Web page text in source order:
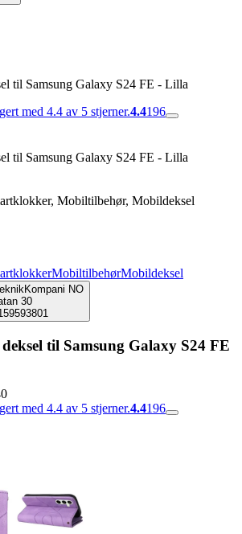
til Samsung Galaxy S24 FE - Lilla
med 4.4 av 5 stjerner.4.4196
til Samsung Galaxy S24 FE - Lilla
Mobiltilbehør, Mobildeksel
MobiltilbehørMobildeksel
NO
30
til Samsung Galaxy S24 FE
med 4.4 av 5 stjerner.4.4196